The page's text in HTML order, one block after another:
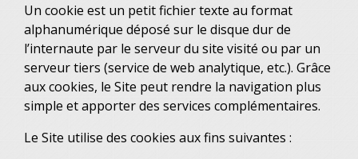
Un cookie est un petit fichier texte au format
alphanumérique déposé sur le disque dur de
l’internaute par le serveur du site visité ou par un
serveur tiers (service de web analytique, etc.). Grâce
aux cookies, le Site peut rendre la navigation plus
simple et apporter des services complémentaires.
Le Site utilise des cookies aux fins suivantes :